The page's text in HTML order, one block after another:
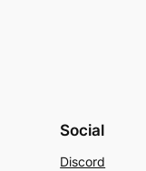
Social
Discord